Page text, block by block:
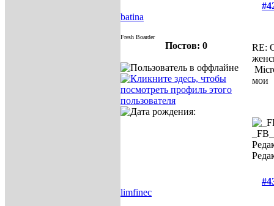
batina
Fresh Boarder
Постов: 0
RE:
мои
limfinec